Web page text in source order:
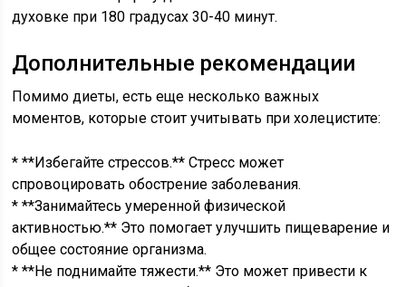
духовке при 180 градусах 30-40 минут.
Дополнительные рекомендации
Помимо диеты, есть еще несколько важных
моментов, которые стоит учитывать при холецистите:
* **Избегайте стрессов.** Стресс может
спровоцировать обострение заболевания.
* **Занимайтесь умеренной физической
активностью.** Это помогает улучшить пищеварение и
общее состояние организма.
* **Не поднимайте тяжести.** Это может привести к